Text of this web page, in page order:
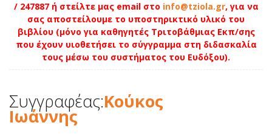
/ 247887 ή στείλτε μας email στο info@tziola.gr, για να
σας αποστείλουμε το υποστηρικτικό υλικό του
βιβλίου (μόνο για καθηγητές Τριτοβάθμιας Εκπ/σης
που έχουν υιοθετήσει το σύγγραμμα στη διδασκαλία
τους μέσω του συστήματος του Ευδόξου).
Συγγραφέας:Κούκος
Ιωάννης